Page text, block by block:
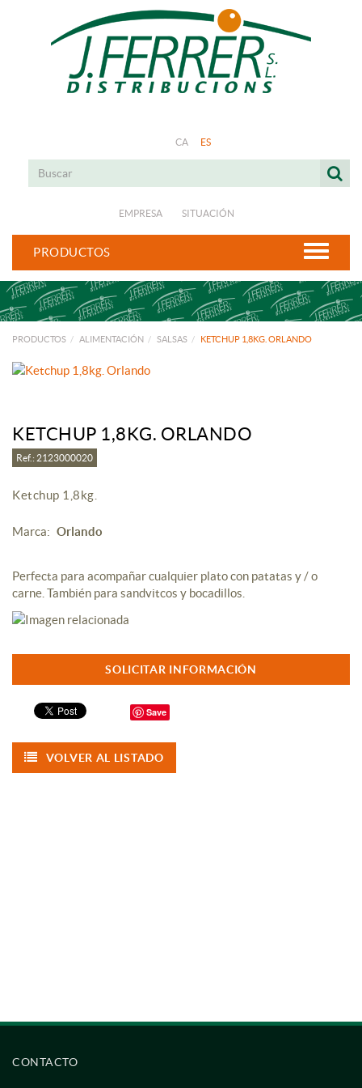
CA ES
EMPRESA SITUACIÓN
PRODUCTOS
PRODUCTOS ALIMENTACIÓN SALSAS KETCHUP 1,8KG. ORLANDO
KETCHUP 1,8KG. ORLANDO
Ref.: 2123000020
Ketchup 1,8kg.
Marca: Orlando
Perfecta para acompañar cualquier plato con patatas y / o
carne. También para sandvitcos y bocadillos.
SOLICITAR INFORMACIÓN
Save
VOLVER AL LISTADO
CONTACTO